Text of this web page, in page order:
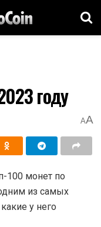
году
AA
100 монет по
из самых
у него